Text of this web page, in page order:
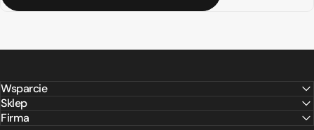
Wsparcie
Sklep
Firma